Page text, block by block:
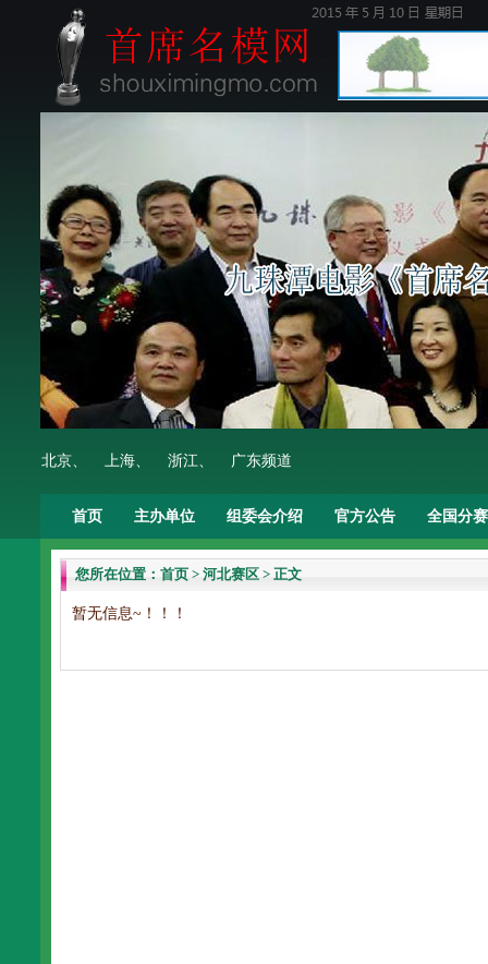
北京、 上海、 浙江、 广东频道
首页 主办单位 组委会介绍 官方公告 全国分
您所在位置： 首页 > 河北赛区 > 正文
暂无信息~！！！